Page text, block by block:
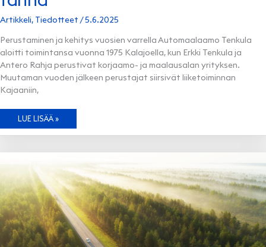
Artikkeli, Tiedotteet /5.6.2025
Perustaminen ja kehitys vuosien varrella Automaalaamo Tenkula
aloitti toimintansa vuonna 1975 Kalajoella, kun Erkki Tenkula ja
Antero Rahja perustivat korjaamo- ja maalausalan yrityksen.
Muutaman vuoden jälkeen perustajat siirsivät liiketoiminnan
Kajaaniin,
AUTOMAALAAMO
–
LUE LISÄÄ »